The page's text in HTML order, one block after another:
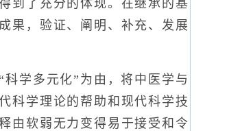
到了充分的体现。在继承的基
果，验证、阐明、补充、发展
学多元化”为由，将中医学与
科学理论的帮助和现代科学技
由软弱无力变得易于接受和令